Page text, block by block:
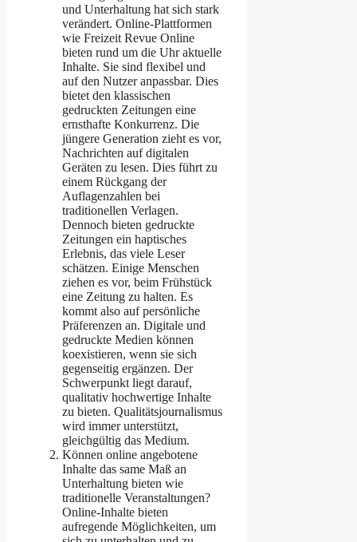
und Unterhaltung hat sich stark
verändert. Online-Plattformen
wie Freizeit Revue Online
bieten rund um die Uhr aktuelle
Inhalte. Sie sind flexibel und
auf den Nutzer anpassbar. Dies
bietet den klassischen
gedruckten Zeitungen eine
ernsthafte Konkurrenz. Die
jüngere Generation zieht es vor,
Nachrichten auf digitalen
Geräten zu lesen. Dies führt zu
einem Rückgang der
Auflagenzahlen bei
traditionellen Verlagen.
Dennoch bieten gedruckte
Zeitungen ein haptisches
Erlebnis, das viele Leser
schätzen. Einige Menschen
ziehen es vor, beim Frühstück
eine Zeitung zu halten. Es
kommt also auf persönliche
Präferenzen an. Digitale und
gedruckte Medien können
koexistieren, wenn sie sich
gegenseitig ergänzen. Der
Schwerpunkt liegt darauf,
qualitativ hochwertige Inhalte
zu bieten. Qualitätsjournalismus
wird immer unterstützt,
gleichgültig das Medium.
Können online angebotene
Inhalte das same Maß an
Unterhaltung bieten wie
traditionelle Veranstaltungen?
Online-Inhalte bieten
aufregende Möglichkeiten, um